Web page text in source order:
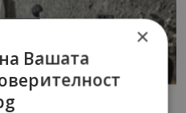
×
Вашата